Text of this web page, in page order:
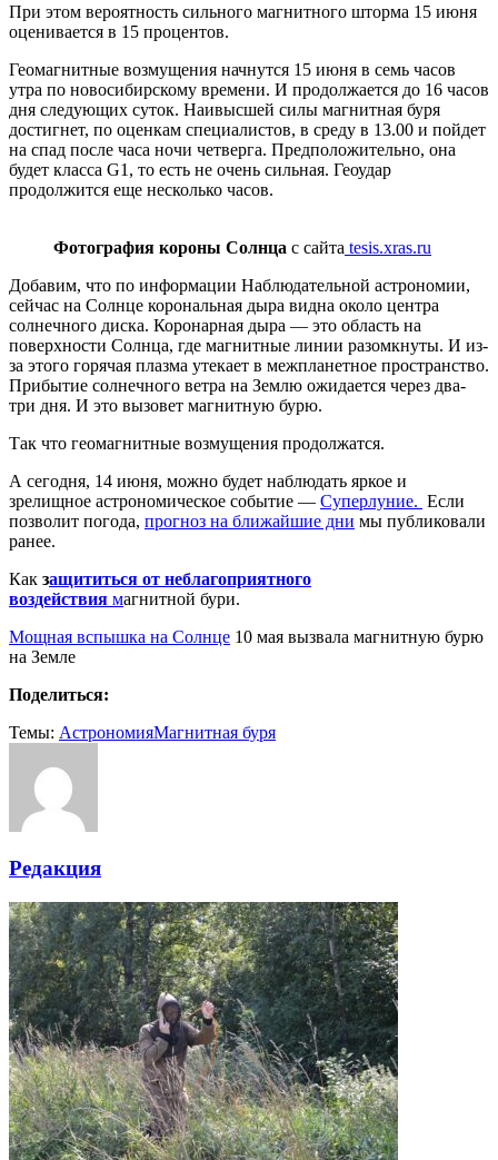
При этом вероятность сильного магнитного шторма 15 июня
оценивается в 15 процентов.
Геомагнитные возмущения начнутся 15 июня в семь часов
утра по новосибирскому времени. И продолжается до 16 часов
дня следующих суток. Наивысшей силы магнитная буря
достигнет, по оценкам специалистов, в среду в 13.00 и пойдет
на спад после часа ночи четверга. Предположительно, она
будет класса G1, то есть не очень сильная. Геоудар
продолжится еще несколько часов.
Фотография короны Солнца с сайта tesis.xras.ru
Добавим, что по информации Наблюдательной астрономии,
сейчас на Солнце корональная дыра видна около центра
солнечного диска. Коронарная дыра — это область на
поверхности Солнца, где магнитные линии разомкнуты. И из-
за этого горячая плазма утекает в межпланетное пространство.
Прибытие солнечного ветра на Землю ожидается через два-
три дня. И это вызовет магнитную бурю.
Так что геомагнитные возмущения продолжатся.
А сегодня, 14 июня, можно будет наблюдать яркое и
зрелищное астрономическое событие — Суперлуние. Если
позволит погода, прогноз на ближайшие дни мы публиковали
ранее.
Как защититься от неблагоприятного
воздействия магнитной бури.
Мощная вспышка на Солнце 10 мая вызвала магнитную бурю
на Земле
Поделиться:
Темы: АстрономияМагнитная буря
Редакция